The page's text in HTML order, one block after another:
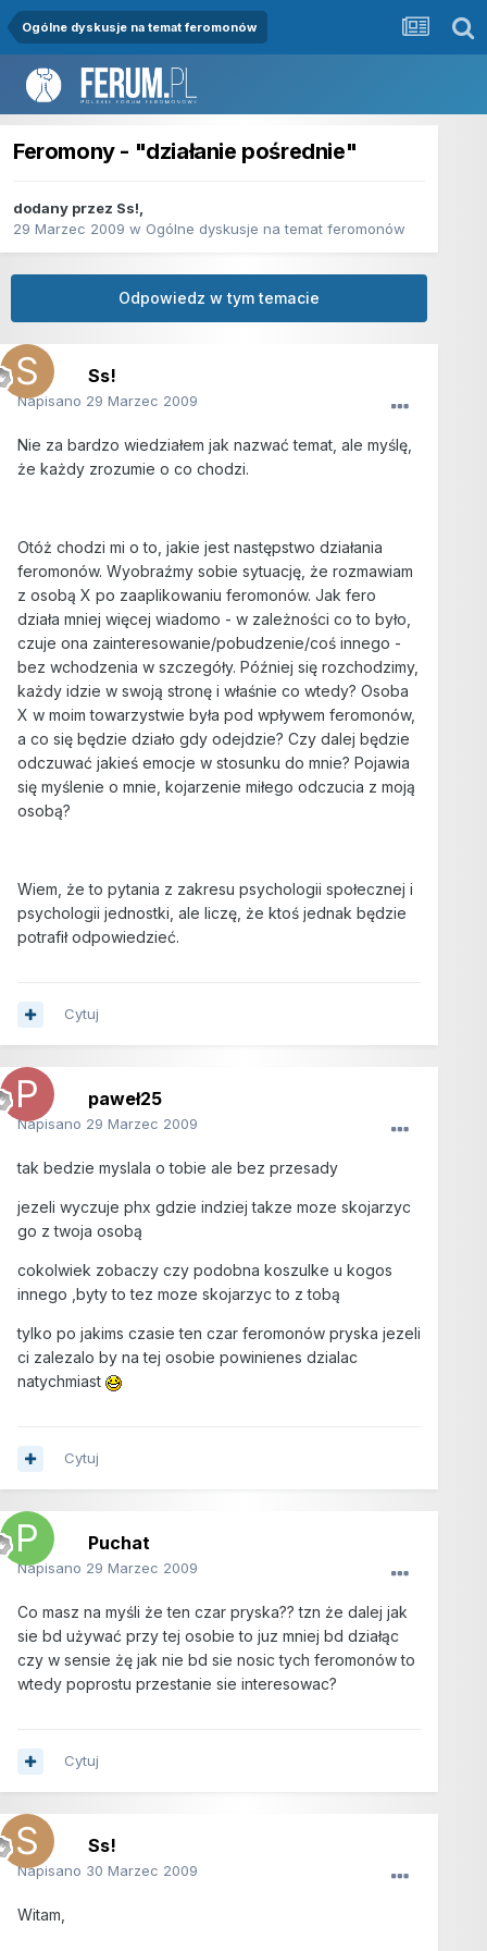
Ogólne dyskusje na temat feromonów
Feromony - "działanie pośrednie"
dodany przez Ss!,
29 Marzec 2009 w Ogólne dyskusje na temat feromonów
Odpowiedz w tym temacie
Ss!
Napisano 29 Marzec 2009
Nie za bardzo wiedziałem jak nazwać temat, ale myślę,
że każdy zrozumie o co chodzi.
Otóż chodzi mi o to, jakie jest następstwo działania
feromonów. Wyobraźmy sobie sytuację, że rozmawiam
z osobą X po zaaplikowaniu feromonów. Jak fero
działa mniej więcej wiadomo - w zależności co to było,
czuje ona zainteresowanie/pobudzenie/coś innego -
bez wchodzenia w szczegóły. Później się rozchodzimy,
każdy idzie w swoją stronę i właśnie co wtedy? Osoba
X w moim towarzystwie była pod wpływem feromonów,
a co się będzie działo gdy odejdzie? Czy dalej będzie
odczuwać jakieś emocje w stosunku do mnie? Pojawia
się myślenie o mnie, kojarzenie miłego odczucia z moją
osobą?
Wiem, że to pytania z zakresu psychologii społecznej i
psychologii jednostki, ale liczę, że ktoś jednak będzie
potrafił odpowiedzieć.
Cytuj
paweł25
Napisano 29 Marzec 2009
tak bedzie myslala o tobie ale bez przesady
jezeli wyczuje phx gdzie indziej takze moze skojarzyc
go z twoja osobą
cokolwiek zobaczy czy podobna koszulke u kogos
innego ,byty to tez moze skojarzyc to z tobą
tylko po jakims czasie ten czar feromonów pryska jezeli
ci zalezalo by na tej osobie powinienes dzialac
natychmiast
Cytuj
Puchat
Napisano 29 Marzec 2009
Co masz na myśli że ten czar pryska?? tzn że dalej jak
sie bd używać przy tej osobie to juz mniej bd działąc
czy w sensie żę jak nie bd sie nosic tych feromonów to
wtedy poprostu przestanie sie interesowac?
Cytuj
Ss!
Napisano 30 Marzec 2009
Witam,